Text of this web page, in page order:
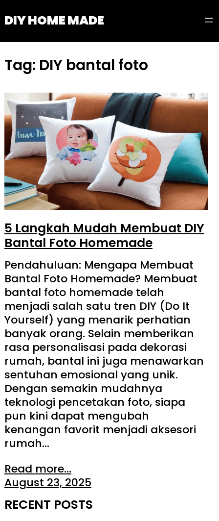
toDIY HOME MADE
Tag: DIY bantal foto
5 Langkah Mudah Membuat DIY
Bantal Foto Homemade
Pendahuluan: Mengapa Membuat
Bantal Foto Homemade? Membuat
bantal foto homemade telah
menjadi salah satu tren DIY (Do It
Yourself) yang menarik perhatian
banyak orang. Selain memberikan
rasa personalisasi pada dekorasi
rumah, bantal ini juga menawarkan
sentuhan emosional yang unik.
Dengan semakin mudahnya
teknologi pencetakan foto, siapa
pun kini dapat mengubah
kenangan favorit menjadi aksesori
rumah…
Read more...
August 23, 2025
RECENT POSTS